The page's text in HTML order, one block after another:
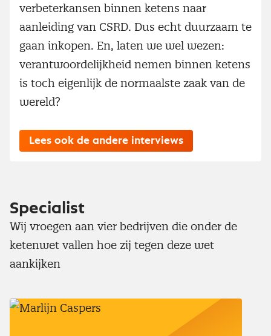
verbeterkansen binnen ketens naar
aanleiding van CSRD. Dus echt duurzaam te
gaan inkopen. En, laten we wel wezen:
verantwoordelijkheid nemen binnen ketens
is toch eigenlijk de normaalste zaak van de
wereld?
Lees ook de andere interviews
Specialist
Wij vroegen aan vier bedrijven die onder de
ketenwet vallen hoe zij tegen deze wet
aankijken